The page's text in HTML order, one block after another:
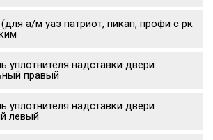
а/м уаз патриот, пикап, профи с рк
уплотнителя надставки двери
правый
уплотнителя надставки двери
левый